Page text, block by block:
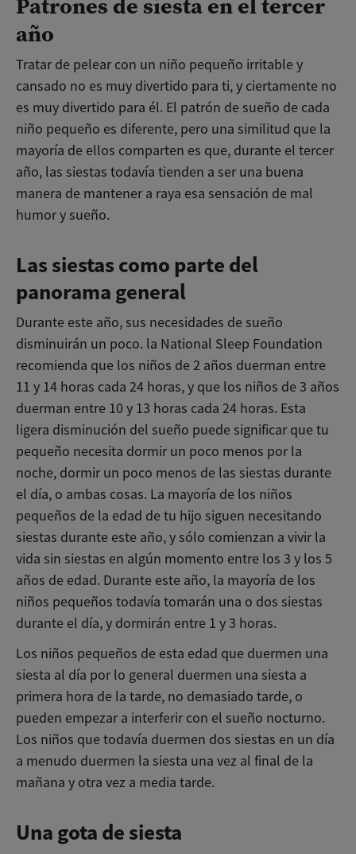
año
Tratar de pelear con un niño pequeño irritable y
cansado no es muy divertido para ti, y ciertamente no
es muy divertido para él. El patrón de sueño de cada
niño pequeño es diferente, pero una similitud que la
mayoría de ellos comparten es que, durante el tercer
año, las siestas todavía tienden a ser una buena
manera de mantener a raya esa sensación de mal
humor y sueño.
Las siestas como parte del
panorama general
Durante este año, sus necesidades de sueño
disminuirán un poco. la National Sleep Foundation
recomienda que los niños de 2 años duerman entre
11 y 14 horas cada 24 horas, y que los niños de 3 años
duerman entre 10 y 13 horas cada 24 horas. Esta
ligera disminución del sueño puede significar que tu
pequeño necesita dormir un poco menos por la
noche, dormir un poco menos de las siestas durante
el día, o ambas cosas. La mayoría de los niños
pequeños de la edad de tu hijo siguen necesitando
siestas durante este año, y sólo comienzan a vivir la
vida sin siestas en algún momento entre los 3 y los 5
años de edad. Durante este año, la mayoría de los
niños pequeños todavía tomarán una o dos siestas
durante el día, y dormirán entre 1 y 3 horas.
Los niños pequeños de esta edad que duermen una
siesta al día por lo general duermen una siesta a
primera hora de la tarde, no demasiado tarde, o
pueden empezar a interferir con el sueño nocturno.
Los niños que todavía duermen dos siestas en un día
a menudo duermen la siesta una vez al final de la
mañana y otra vez a media tarde.
Una gota de siesta